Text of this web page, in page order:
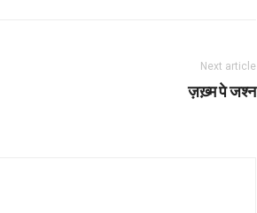
Next article
ज़ख़्म पे जश्न